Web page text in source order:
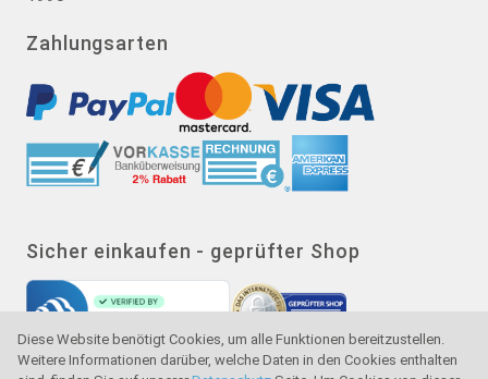
Diese Website benötigt Cookies, um alle Funktionen bereitzustellen.
Weitere Informationen darüber, welche Daten in den Cookies enthalten
Zahlungsarten
Sicher einkaufen - geprüfter Shop